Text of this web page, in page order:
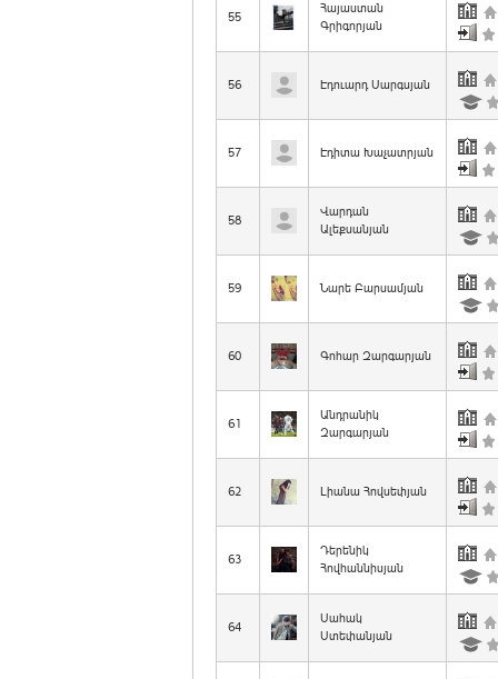
55
Հայաստան
Գրիգորյան
56 Էդուարդ Սարգսյան
57 Էդիտա Խաչատրյան
58
Վարդան
Ալեքսանյան
59 Նարե Բարսամյան
60 Գոհար Զարգարյան
61
Անդրանիկ
Զարգարյան
62 Լիանա Հովսեփյան
63
Դերենիկ
Հովհաննիսյան
64
Սահակ
Ստեփանյան